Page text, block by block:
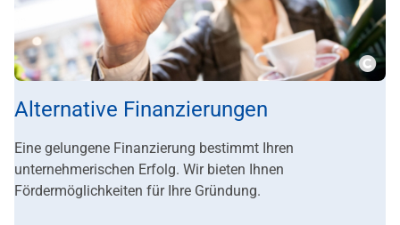
Alternative Finanzierungen
Eine gelungene Finanzierung bestimmt Ihren
unternehmerischen Erfolg. Wir bieten Ihnen
Fördermöglichkeiten für Ihre Gründung.